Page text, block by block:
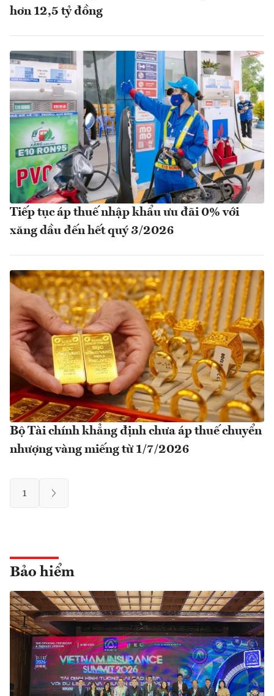
hơn 12,5 tỷ đồng
Tiếp tục áp thuế nhập khẩu ưu đãi 0% với
xăng dầu đến hết quý 3/2026
Bộ Tài chính khẳng định chưa áp thuế chuyển
nhượng vàng miếng từ 1/7/2026
1
Bảo hiểm